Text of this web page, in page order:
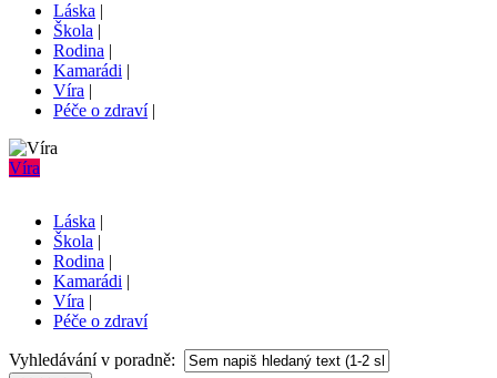
Láska |
Škola |
Rodina |
Kamarádi |
Víra |
Péče o zdraví|
Víra
Láska |
Škola |
Rodina |
Kamarádi |
Víra |
Péče o zdraví
Vyhledávání v poradně: